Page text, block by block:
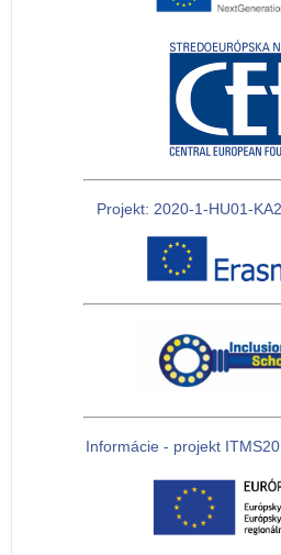
Projekt: 2020-1-HU01-
Informácie - projekt